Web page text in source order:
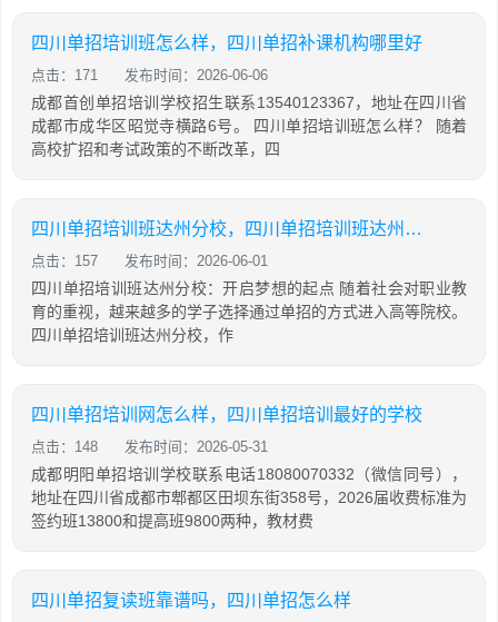
四川单招培训班怎么样，四川单招补课机构哪里好
点击：171 发布时间：2026-06-06
成都首创单招培训学校招生联系13540123367，地址在四川省
成都市成华区昭觉寺横路6号。 四川单招培训班怎么样？ 随着
高校扩招和考试政策的不断改革，四
四川单招培训班达州分校，四川单招培训班达州分校怎么样
点击：157 发布时间：2026-06-01
四川单招培训班达州分校：开启梦想的起点 随着社会对职业教
育的重视，越来越多的学子选择通过单招的方式进入高等院校。
四川单招培训班达州分校，作
四川单招培训网怎么样，四川单招培训最好的学校
点击：148 发布时间：2026-05-31
成都明阳单招培训学校联系电话18080070332（微信同号），
地址在四川省成都市郫都区田坝东街358号，2026届收费标准为
签约班13800和提高班9800两种，教材费
四川单招复读班靠谱吗，四川单招怎么样